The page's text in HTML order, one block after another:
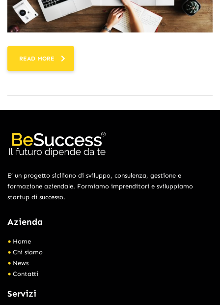
READ MORE
E’ un progetto siciliano di sviluppo, consulenza, gestione e
formazione aziendale. Formiamo imprenditori e sviluppiamo
startup di successo.
Azienda
Home
Chi siamo
News
Contatti
Servizi